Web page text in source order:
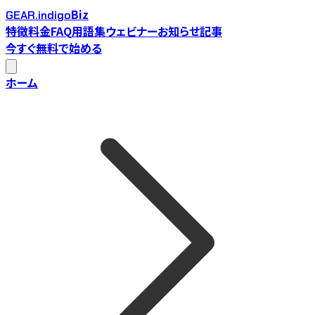
GEAR.indigoBiz
特徴料金FAQ用語集ウェビナーお知らせ記事
今すぐ無料で始める
ホーム